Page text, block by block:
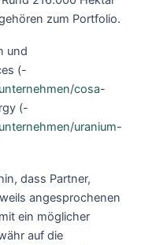
zum Portfolio.
und
(-
cosa-
(-
uranium-
dass Partner,
angesprochenen
ein möglicher
auf die